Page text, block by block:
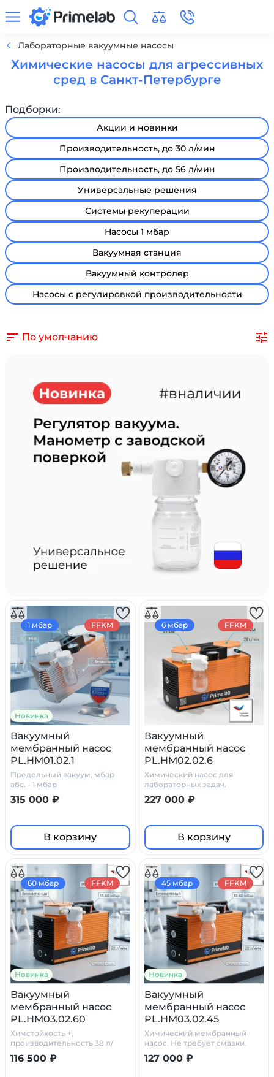
Лабораторные вакуумные насосы
Химические насосы для агрессивных
сред в Санкт-Петербурге
Подборки:
Акции и новинки
Производительность, до 30 л/мин
Производительность, до 56 л/мин
Универсальные решения
Системы рекуперации
Насосы 1 мбар
Вакуумная станция
Вакуумный контролер
Насосы с регулировкой производительности
По умолчанию
Новинка
Вакуумный
мембранный насос
PL.HM01.02.1
Предельный вакуум, мбар
абс. - 1 мбар
315 000 ₽
В корзину
1 мбар FFKM
Вакуумный
мембранный насос
PL.HM02.02.6
Химический насос для
лабораторных задач.
227 000 ₽
В корзину
6 мбар FFKM
Новинка
Вакуумный
мембранный насос
PL.HM03.02.60
Химстойкость +,
производительность 38 л/
мин, 60 мбар.
116 500 ₽
60 мбар FFKM
Новинка
Вакуумный
мембранный насос
PL.HM03.02.45
Химический мембранный
насос. Не требует смазки.
127 000 ₽
45 мбар FFKM